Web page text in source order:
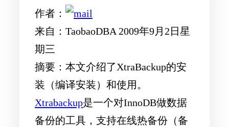
作者：
来自： TaobaoDBA 2009年9月2日星
期三
摘要： 本文介绍了XtraBackup的安
装（编译安装）和使用。
Xtrabackup是一个对InnoDB做数据
备份的工具，支持在线热备份（备